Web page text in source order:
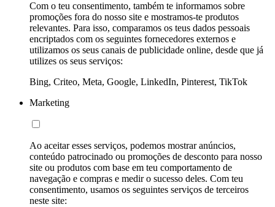
Com o teu consentimento, também te informamos sobre
promoções fora do nosso site e mostramos-te produtos
relevantes. Para isso, comparamos os teus dados pessoais
encriptados com os seguintes fornecedores externos e
utilizamos os seus canais de publicidade online, desde que já
utilizes os seus serviços:
Bing, Criteo, Meta, Google, LinkedIn, Pinterest, TikTok
Marketing
Ao aceitar esses serviços, podemos mostrar anúncios,
conteúdo patrocinado ou promoções de desconto para nosso
site ou produtos com base em teu comportamento de
navegação e compras e medir o sucesso deles. Com teu
consentimento, usamos os seguintes serviços de terceiros
neste site: